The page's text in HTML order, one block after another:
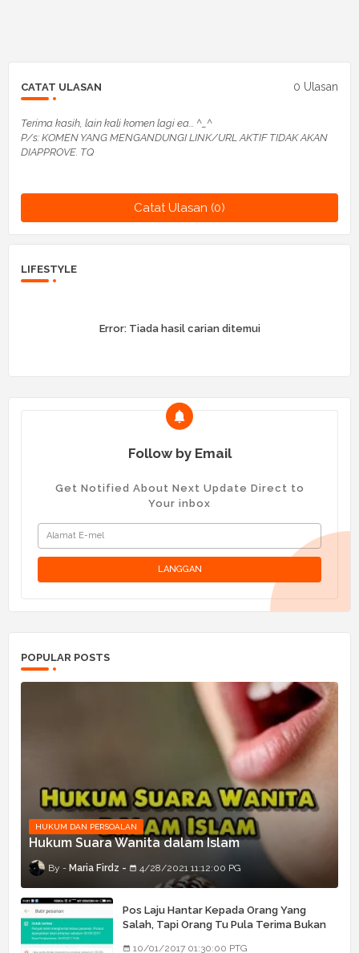
CATAT ULASAN 0 Ulasan
Terima kasih, lain kali komen lagi ea... ^_^
P/s: KOMEN YANG MENGANDUNGI LINK/URL AKTIF TIDAK AKAN
DIAPPROVE. TQ
Catat Ulasan (0)
LIFESTYLE
Error:Tiada hasil carian ditemui
Follow by Email
Get Notified About Next Update Direct to
Your inbox
POPULAR POSTS
HUKUM DAN PERSOALAN
Hukum Suara Wanita dalam Islam
Maria Firdz 4/28/2021 11:12:00 PG
Pos Laju Hantar Kepada Orang Yang
Salah, Tapi Orang Tu Pula Terima Bukan
10/01/2017 01:30:00 PTG